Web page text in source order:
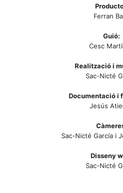
Ferran
Guió:
Cesc
Realització i
Sac-Nicté
Documentació i
Jesús
Sac-Nicté García i
Disseny
Sac-Nicté